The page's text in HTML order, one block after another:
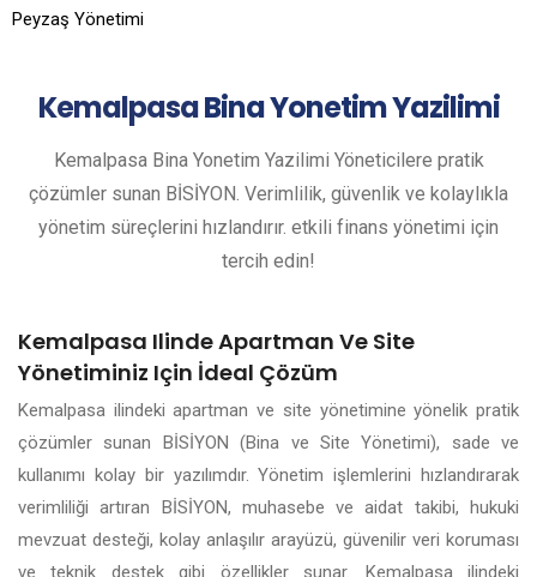
Peyzaş Yönetimi
KemalpasaBina Yonetim Yazilimi
Kemalpasa Bina Yonetim Yazilimi Yöneticilere pratik
çözümler sunan BİSİYON. Verimlilik, güvenlik ve kolaylıkla
yönetim süreçlerini hızlandırır. etkili finans yönetimi için
tercih edin!
Kemalpasa Ilinde Apartman Ve Site
Yönetiminiz Için İdeal Çözüm
Kemalpasa ilindeki apartman ve site yönetimine yönelik pratik
çözümler sunan BİSİYON (Bina ve Site Yönetimi), sade ve
kullanımı kolay bir yazılımdır. Yönetim işlemlerini hızlandırarak
verimliliği artıran BİSİYON, muhasebe ve aidat takibi, hukuki
mevzuat desteği, kolay anlaşılır arayüzü, güvenilir veri koruması
ve teknik destek gibi özellikler sunar. Kemalpasa ilindeki